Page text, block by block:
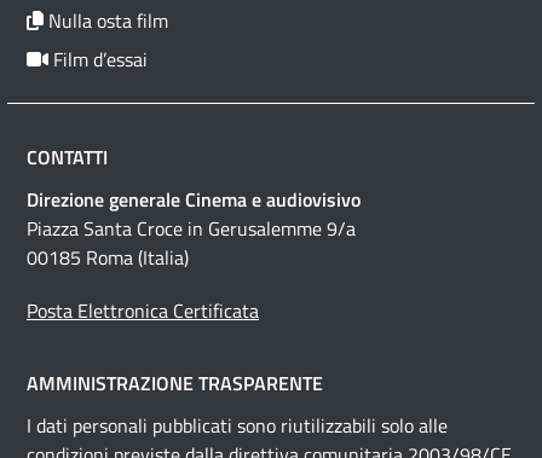
Nulla osta film
Film d’essai
CONTATTI
Direzione generale Cinema e audiovisivo
Piazza Santa Croce in Gerusalemme 9/a
00185 Roma (Italia)
Posta Elettronica Certificata
AMMINISTRAZIONE TRASPARENTE
I dati personali pubblicati sono riutilizzabili solo alle